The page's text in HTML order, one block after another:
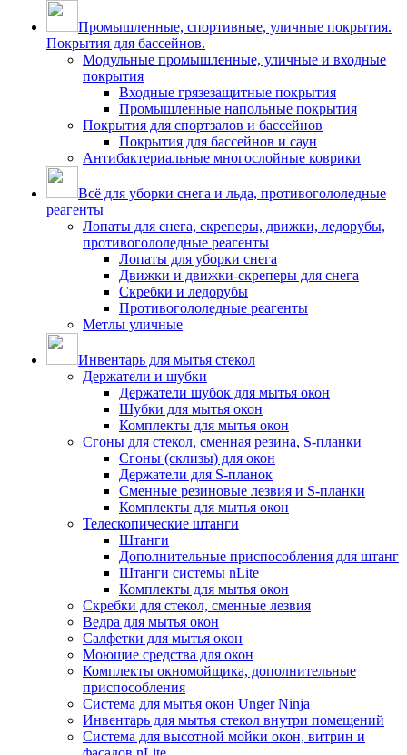
Промышленные, спортивные, уличные покрытия.
Покрытия для бассейнов.
Модульные промышленные, уличные и входные
покрытия
Входные грязезащитные покрытия
Промышленные напольные покрытия
Покрытия для спортзалов и бассейнов
Покрытия для бассейнов и саун
Антибактериальные многослойные коврики
Всё для уборки снега и льда, противогололедные
реагенты
Лопаты для снега, скреперы, движки, ледорубы,
противогололедные реагенты
Лопаты для уборки снега
Движки и движки-скреперы для снега
Скребки и ледорубы
Противогололедные реагенты
Метлы уличные
Инвентарь для мытья стекол
Держатели и шубки
Держатели шубок для мытья окон
Шубки для мытья окон
Комплекты для мытья окон
Сгоны для стекол, сменная резина, S-планки
Сгоны (склизы) для окон
Держатели для S-планок
Сменные резиновые лезвия и S-планки
Комплекты для мытья окон
Телескопические штанги
Штанги
Дополнительные приспособления для штанг
Штанги системы nLite
Комплекты для мытья окон
Скребки для стекол, сменные лезвия
Ведра для мытья окон
Салфетки для мытья окон
Моющие средства для окон
Комплекты окномойщика, дополнительные
приспособления
Система для мытья окон Unger Ninja
Инвентарь для мытья стекол внутри помещений
Система для высотной мойки окон, витрин и